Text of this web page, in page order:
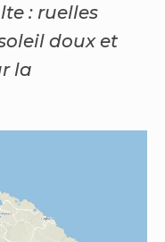
: ruelles
doux et
la